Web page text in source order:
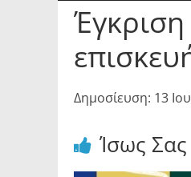
Δημοσίευση: 13
Ίσως